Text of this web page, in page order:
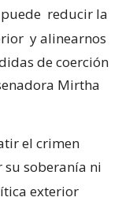
reducir la
y alinearnos
de coerción
Mirtha
el crimen
soberanía ni
exterior